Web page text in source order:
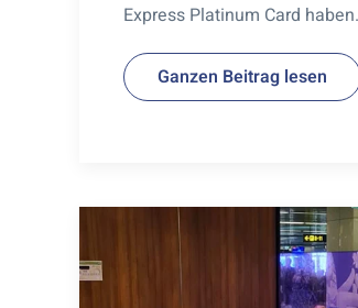
Express Platinum Card haben.
Ganzen Beitrag lesen